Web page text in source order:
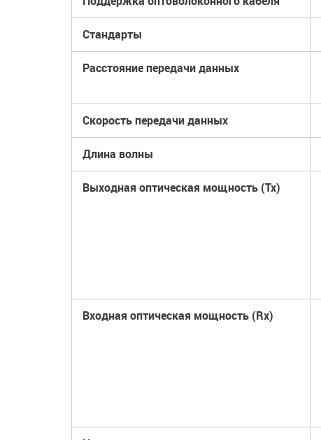
Стандарты
Расстояние передачи данных
Скорость передачи данных
Длина волны
Выходная оптическая мощность (Tx)
Входная оптическая мощность (Rx)